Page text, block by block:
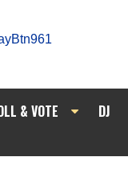
& VOTE DJ